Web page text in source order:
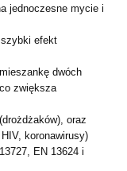
jednoczesne mycie i
szybki efekt
dwóch
zwiększa
oraz
koronawirusy)
EN 13624 i